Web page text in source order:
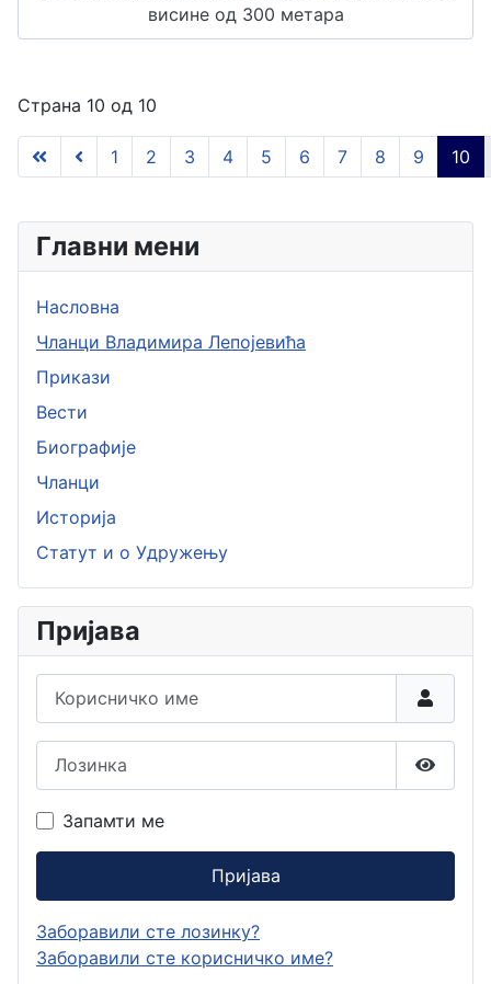
висине од 300 метара
Страна 10 од 10
1 2 3 4 5 6 7 8 9 10
Главни мени
Насловна
Чланци Владимира Лепојевића
Прикази
Вести
Биографије
Чланци
Историја
Статут и о Удружењу
Пријава
Запамти ме
Пријава
Заборавили сте лозинку?
Заборавили сте корисничко име?